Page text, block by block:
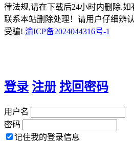
律法规,请在下载后24小时内删除.
联系本站删除处理！请用户仔细辨
受骗! 渝ICP备2024044316号-1
登录 注册 找回密码
用户名
密码
记住我的登录信息